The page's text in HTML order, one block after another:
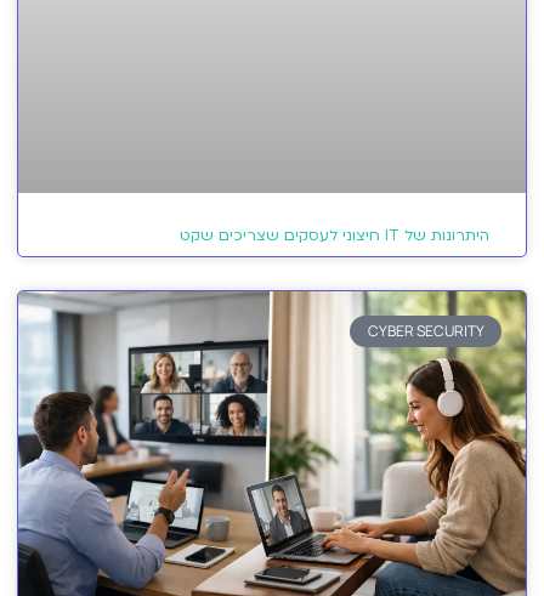
היתרונות של IT חיצוני לעסקים שצריכים שקט
CYBER SECURITY